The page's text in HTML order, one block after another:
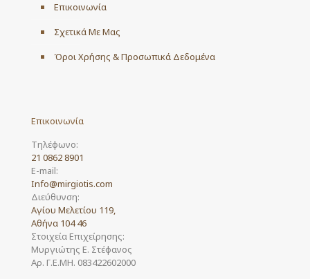
Επικοινωνία
Σχετικά Με Μας
Όροι Χρήσης & Προσωπικά Δεδομένα
Επικοινωνία
Τηλέφωνο:
21 0862 8901
E-mail:
Info@mirgiotis.com
Διεύθυνση:
Αγίου Μελετίου 119,
Αθήνα 104 46
Στοιχεία Επιχείρησης:
Μυργιώτης Ε. Στέφανος
Αρ. Γ.Ε.ΜΗ. 083422602000